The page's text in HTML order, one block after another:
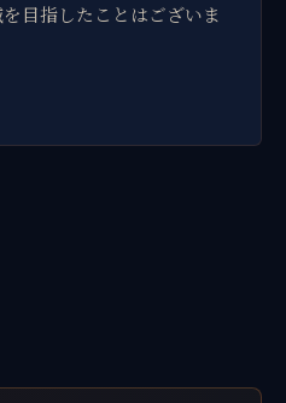
目指したことはございま